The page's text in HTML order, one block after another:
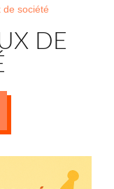
de société
DE